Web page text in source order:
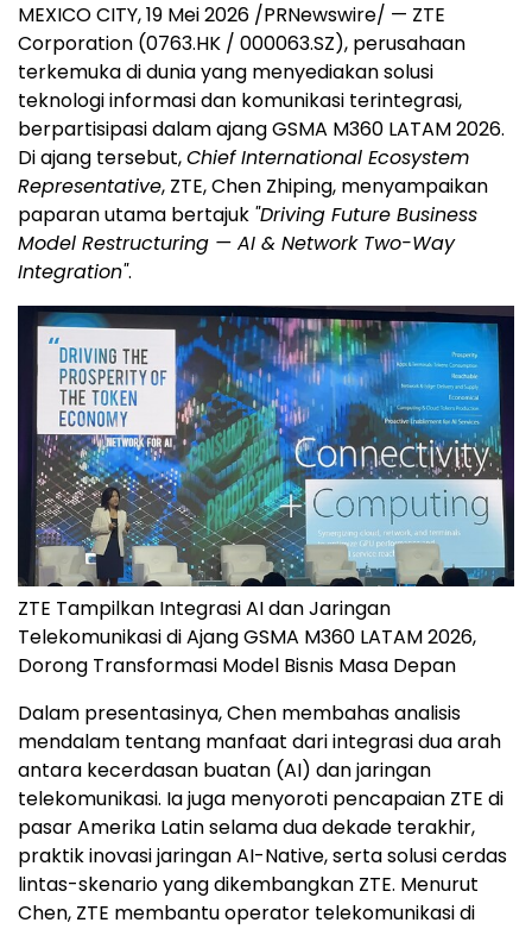
MEXICO CITY,19 Mei 2026 /PRNewswire/ — ZTE
Corporation (0763.HK / 000063.SZ), perusahaan
terkemuka di dunia yang menyediakan solusi
teknologi informasi dan komunikasi terintegrasi,
berpartisipasi dalam ajang GSMA M360 LATAM 2026.
Di ajang tersebut,Chief International Ecosystem
Representative, ZTE, Chen Zhiping, menyampaikan
paparan utama bertajuk "Driving Future Business
Model Restructuring — AI & Network Two-Way
Integration".
ZTE Tampilkan Integrasi AI dan Jaringan
Telekomunikasi di Ajang GSMA M360 LATAM 2026,
Dorong Transformasi Model Bisnis Masa Depan
Dalam presentasinya, Chen membahas analisis
mendalam tentang manfaat dari integrasi dua arah
antara kecerdasan buatan (AI) dan jaringan
telekomunikasi. Ia juga menyoroti pencapaian ZTE di
pasar Amerika Latin selama dua dekade terakhir,
praktik inovasi jaringan AI-Native, serta solusi cerdas
lintas-skenario yang dikembangkan ZTE. Menurut
Chen, ZTE membantu operator telekomunikasi di